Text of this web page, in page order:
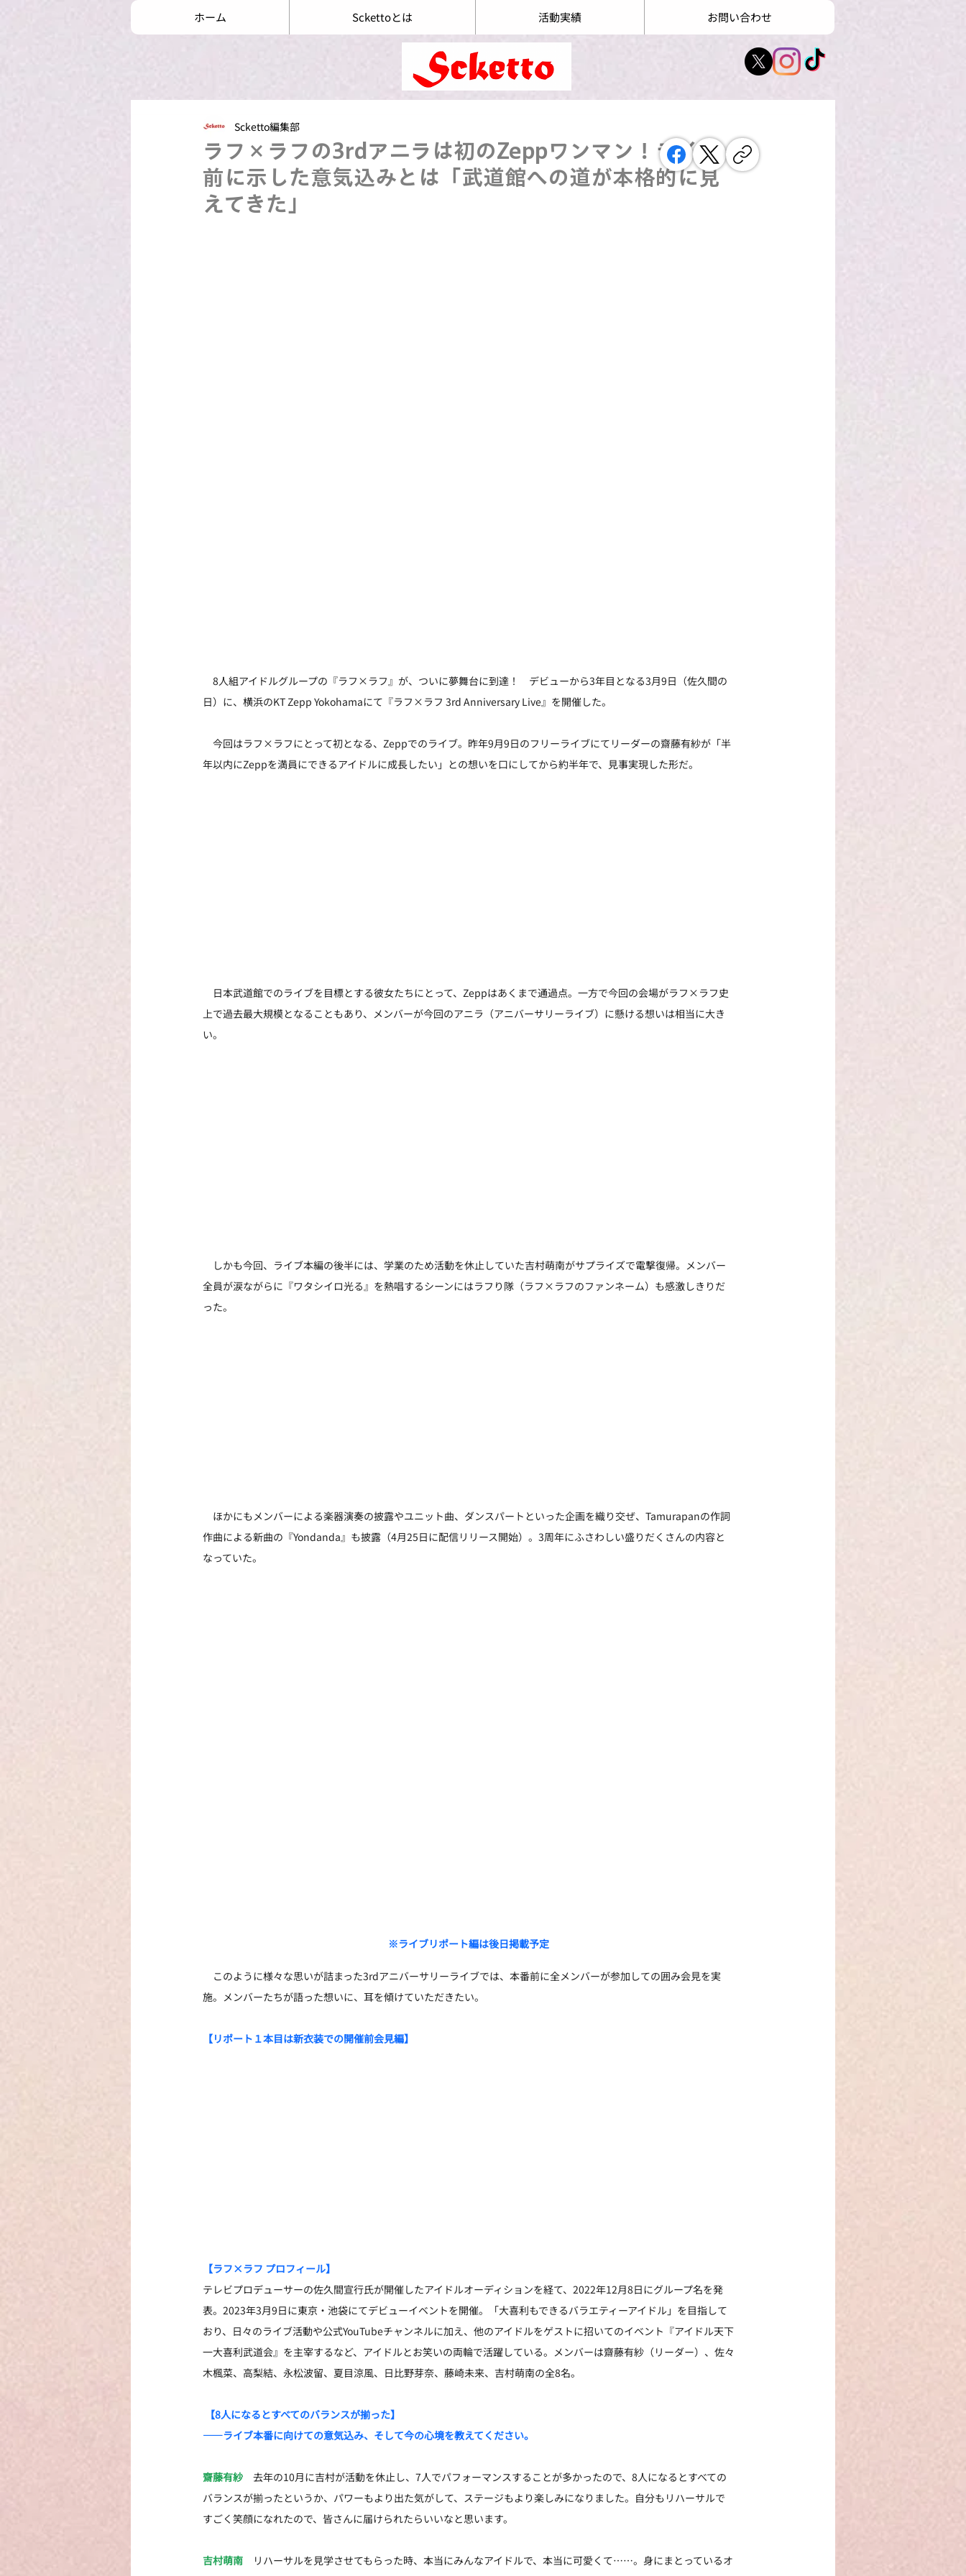
ホーム Sckettoとは 活動実績 お問い合わせ
ラフ×ラフの3rdアニラは初のZeppワンマン！ライブ
前に示した意気込みとは「武道館への道が本格的に見
えてきた」
Scketto編集部
8人組アイドルグループの『ラフ×ラフ』が、ついに夢舞台に到達！　デビューから3年目となる3月9日（佐久間の
日）に、横浜のKT Zepp Yokohamaにて『ラフ×ラフ 3rd Anniversary Live』を開催した。
今回はラフ×ラフにとって初となる、Zeppでのライブ。昨年9月9日のフリーライブにてリーダーの齋藤有紗が「半
年以内にZeppを満員にできるアイドルに成長したい」との想いを口にしてから約半年で、見事実現した形だ。
日本武道館でのライブを目標とする彼女たちにとって、Zeppはあくまで通過点。一方で今回の会場がラフ×ラフ史
上で過去最大規模となることもあり、メンバーが今回のアニラ（アニバーサリーライブ）に懸ける想いは相当に大き
い。
しかも今回、ライブ本編の後半には、学業のため活動を休止していた吉村萌南がサプライズで電撃復帰。メンバー
全員が涙ながらに『ワタシイロ光る』を熱唱するシーンにはラフり隊（ラフ×ラフのファンネーム）も感激しきりだ
った。
ほかにもメンバーによる楽器演奏の披露やユニット曲、ダンスパートといった企画を織り交ぜ、Tamurapanの作詞
作曲による新曲の『Yondanda』も披露（4月25日に配信リリース開始）。3周年にふさわしい盛りだくさんの内容と
なっていた。
※ライブリポート編は後日掲載予定
このように様々な思いが詰まった3rdアニバーサリーライブでは、本番前に全メンバーが参加しての囲み会見を実
施。メンバーたちが語った想いに、耳を傾けていただきたい。
【リポート１本目は新衣装での開催前会見編】
【ラフ×ラフ プロフィール】
テレビプロデューサーの佐久間宣行氏が開催したアイドルオーディションを経て、2022年12月8日にグループ名を発
表。2023年3月9日に東京・池袋にてデビューイベントを開催。「大喜利もできるバラエティーアイドル」を目指して
おり、日々のライブ活動や公式YouTubeチャンネルに加え、他のアイドルをゲストに招いてのイベント『アイドル天下
一大喜利武道会』を主宰するなど、アイドルとお笑いの両輪で活躍している。メンバーは齋藤有紗（リーダー）、佐々
木楓菜、高梨結、永松波留、夏目涼風、日比野芽奈、藤崎未来、吉村萌南の全8名。
【8人になるとすべてのバランスが揃った】
――ライブ本番に向けての意気込み、そして今の心境を教えてください。
齋藤有紗 去年の10月に吉村が活動を休止し、7人でパフォーマンスすることが多かったので、8人になるとすべての
バランスが揃ったというか、パワーもより出た気がして、ステージもより楽しみになりました。自分もリハーサルで
すごく笑顔になれたので、皆さんに届けられたらいいなと思います。
吉村萌南 リハーサルを見学させてもらった時、本当にみんなアイドルで、本当に可愛くて……。身にまとっているオ